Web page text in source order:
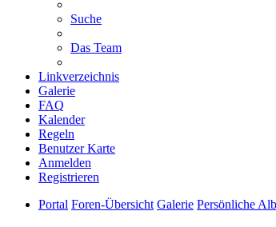
Suche
Das Team
Linkverzeichnis
Galerie
FAQ
Kalender
Regeln
Benutzer Karte
Anmelden
Registrieren
Portal Foren-Übersicht Galerie Persönliche